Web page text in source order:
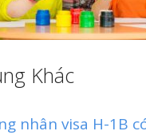
Khác
nhân visa H-1B